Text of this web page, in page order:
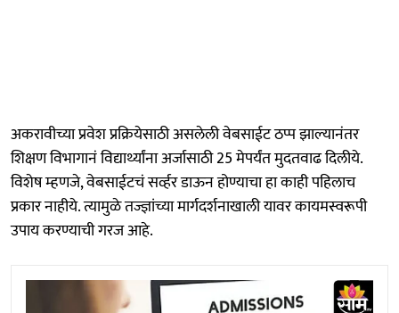
अकरावीच्या प्रवेश प्रक्रियेसाठी असलेली वेबसाईट ठप्प झाल्यानंतर
शिक्षण विभागानं विद्यार्थ्यांना अर्जासाठी 25 मेपर्यंत मुदतवाढ दिलीये.
विशेष म्हणजे, वेबसाईटचं सर्व्हर डाऊन होण्याचा हा काही पहिलाच
प्रकार नाहीये. त्यामुळे तज्ज्ञांच्या मार्गदर्शनाखाली यावर कायमस्वरूपी
उपाय करण्याची गरज आहे.